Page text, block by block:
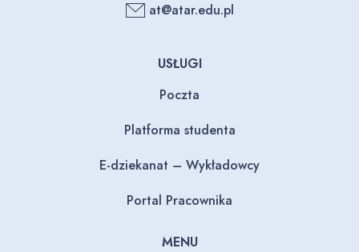
at@atar.edu.pl
USŁUGI
Poczta
Platforma studenta
E-dziekanat – Wykładowcy
Portal Pracownika
MENU